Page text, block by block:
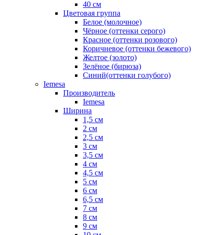
40 см
Цветовая группа
Белое (молочное)
Чёрное (оттенки серого)
Красное (оттенки розового)
Коричневое (оттенки бежевого)
Желтое (золото)
Зелёное (бирюза)
Синий(оттенки голубого)
Iemesa
Производитель
Iemesa
Ширина
1,5 см
2 см
2,5 см
3 см
3,5 см
4 см
4,5 см
5 см
6 см
6,5 см
7 см
8 см
9 см